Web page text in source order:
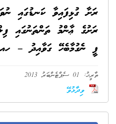
ރަށާ ގުޅިފައިވާ ކަނޑުގައި
ރަށުގެ ޢާންމު ތަންތަނުގައި
ފީ ނެގުމާބެހޭ ގަވާއިދު –
ތާރީޚު: 01 ސެޕްޓެންބަރު 2013
ވިދާޅުވޭ